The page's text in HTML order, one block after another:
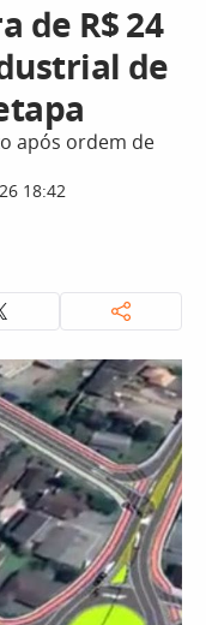
de R$ 24
de
após ordem de
18:42